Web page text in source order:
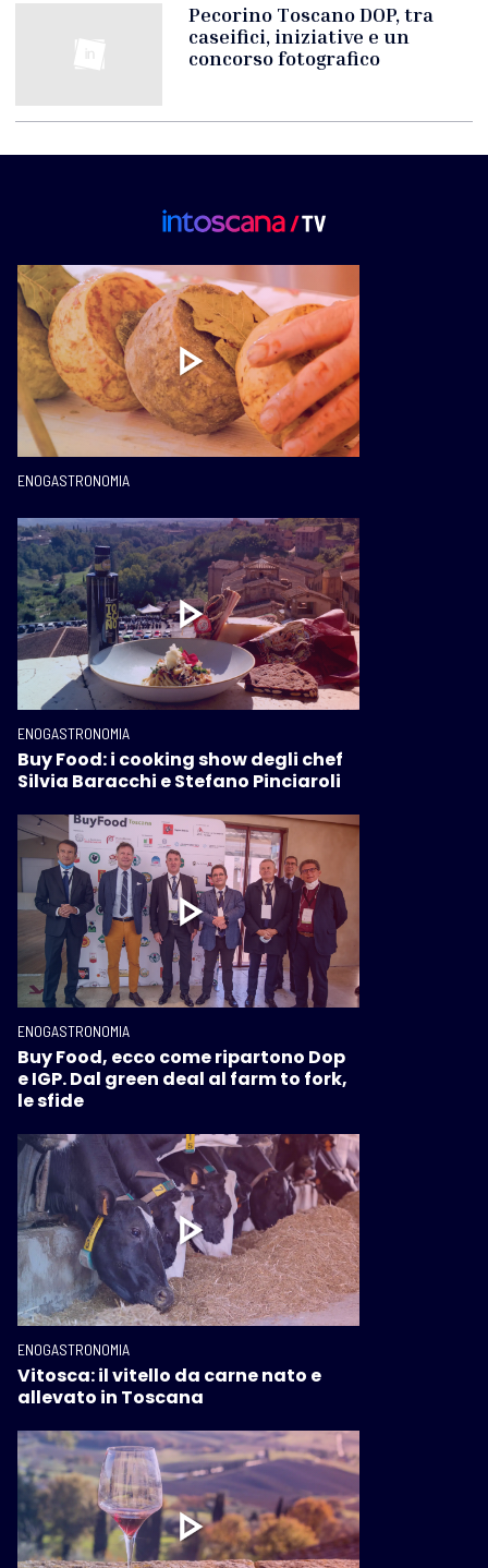
Pecorino Toscano DOP, tra
caseifici, iniziative e un
concorso fotografico
ENOGASTRONOMIA
ENOGASTRONOMIA
Buy Food: i cooking show degli chef
Silvia Baracchi e Stefano Pinciaroli
ENOGASTRONOMIA
Buy Food, ecco come ripartono Dop
e IGP. Dal green deal al farm to fork,
le sfide
ENOGASTRONOMIA
Vitosca: il vitello da carne nato e
allevato in Toscana